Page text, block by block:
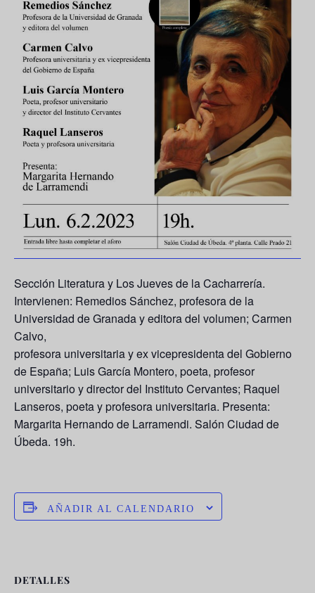
Sección Literatura y Los Jueves de la Cacharrería.
Intervienen: Remedios Sánchez, profesora de la
Universidad de Granada y editora del volumen; Carmen
Calvo,
profesora universitaria y ex vicepresidenta del Gobierno
de España; Luis García Montero, poeta, profesor
universitario y director del Instituto Cervantes; Raquel
Lanseros, poeta y profesora universitaria. Presenta:
Margarita Hernando de Larramendi. Salón Ciudad de
Úbeda. 19h.
AÑADIR AL CALENDARIO
DETALLES